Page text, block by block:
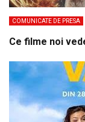
COMUNICATE DE PRESA
Ce filme noi